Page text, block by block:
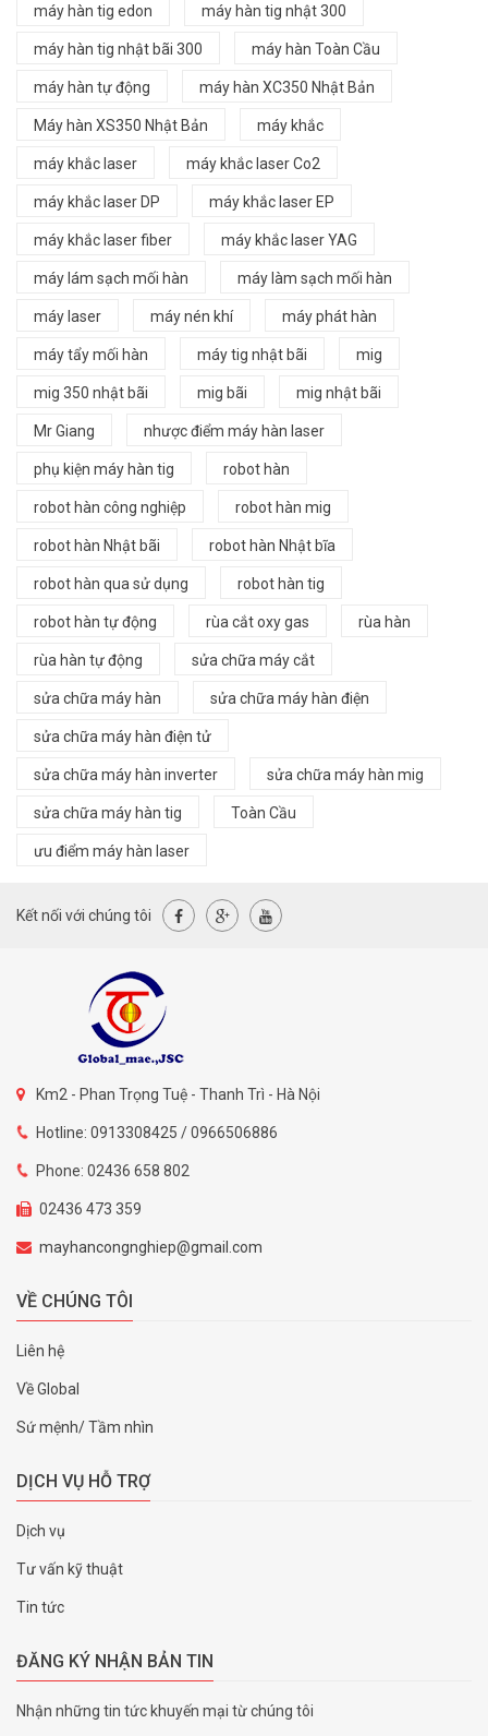
máy hàn tig edon máy hàn tig nhật 300
máy hàn tig nhật bãi 300 máy hàn Toàn Cầu
máy hàn tự động máy hàn XC350 Nhật Bản
Máy hàn XS350 Nhật Bản máy khắc
máy khắc laser máy khắc laser Co2
máy khắc laser DP máy khắc laser EP
máy khắc laser fiber máy khắc laser YAG
máy lám sạch mối hàn máy làm sạch mối hàn
máy laser máy nén khí máy phát hàn
máy tẩy mối hàn máy tig nhật bãi mig
mig 350 nhật bãi mig bãi mig nhật bãi
Mr Giang nhược điểm máy hàn laser
phụ kiện máy hàn tig robot hàn
robot hàn công nghiệp robot hàn mig
robot hàn Nhật bãi robot hàn Nhật bĩa
robot hàn qua sử dụng robot hàn tig
robot hàn tự động rùa cắt oxy gas rùa hàn
rùa hàn tự động sửa chữa máy cắt
sửa chữa máy hàn sửa chữa máy hàn điện
sửa chữa máy hàn điện tử
sửa chữa máy hàn inverter sửa chữa máy hàn mig
sửa chữa máy hàn tig Toàn Cầu
ưu điểm máy hàn laser
Kết nối với chúng tôi
Km2 - Phan Trọng Tuệ - Thanh Trì - Hà Nội
Hotline: 0913308425 / 0966506886
Phone: 02436 658 802
02436 473 359
mayhancongnghiep@gmail.com
VỀ CHÚNG TÔI
Liên hệ
Về Global
Sứ mệnh/ Tầm nhìn
DỊCH VỤ HỖ TRỢ
Dịch vụ
Tư vấn kỹ thuật
Tin tức
ĐĂNG KÝ NHẬN BẢN TIN
Nhận những tin tức khuyến mại từ chúng tôi